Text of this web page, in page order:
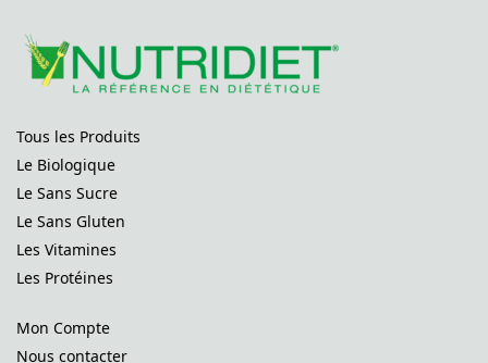
Tous les Produits
Le Biologique
Le Sans Sucre
Le Sans Gluten
Les Vitamines
Les Protéines
Mon Compte
Nous contacter